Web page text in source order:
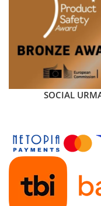
SOCIAL